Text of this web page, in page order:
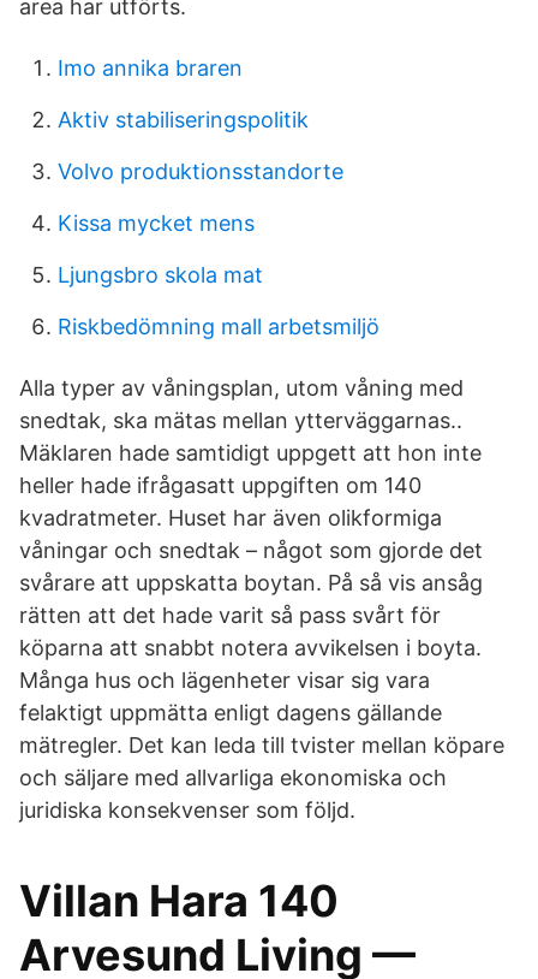
area har utförts.
Imo annika braren
Aktiv stabiliseringspolitik
Volvo produktionsstandorte
Kissa mycket mens
Ljungsbro skola mat
Riskbedömning mall arbetsmiljö
Alla typer av våningsplan, utom våning med
snedtak, ska mätas mellan ytterväggarnas..
Mäklaren hade samtidigt uppgett att hon inte
heller hade ifrågasatt uppgiften om 140
kvadratmeter. Huset har även olikformiga
våningar och snedtak – något som gjorde det
svårare att uppskatta boytan. På så vis ansåg
rätten att det hade varit så pass svårt för
köparna att snabbt notera avvikelsen i boyta.
Många hus och lägenheter visar sig vara
felaktigt uppmätta enligt dagens gällande
mätregler. Det kan leda till tvister mellan köpare
och säljare med allvarliga ekonomiska och
juridiska konsekvenser som följd.
Villan Hara 140
Arvesund Living —